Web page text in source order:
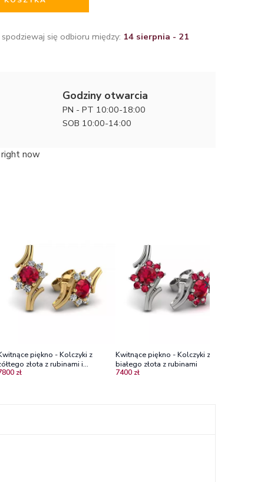
się odbioru między: 14 sierpnia - 21
Godziny otwarcia
PN - PT 10:00-18:00
SOB 10:00-14:00
now
piękno - Kolczyki z
złota z rubinami i
zł
Kwitnące piękno - Kolczyki z
białego złota z rubinami
7400 zł